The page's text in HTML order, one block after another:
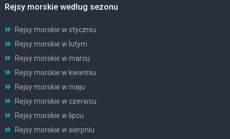
Rejsy morskie według sezonu
Rejsy morskie w styczniu
Rejsy morskie w lutym
Rejsy morskie w marcu
Rejsy morskie w kwietniu
Rejsy morskie w maju
Rejsy morskie w czerwcu
Rejsy morskie w lipcu
Rejsy morskie w sierpniu